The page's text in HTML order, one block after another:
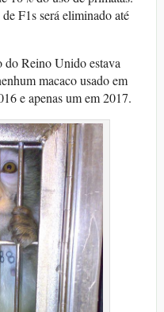
F1s será eliminado até
Reino Unido estava
macaco usado em
e apenas um em 2017.